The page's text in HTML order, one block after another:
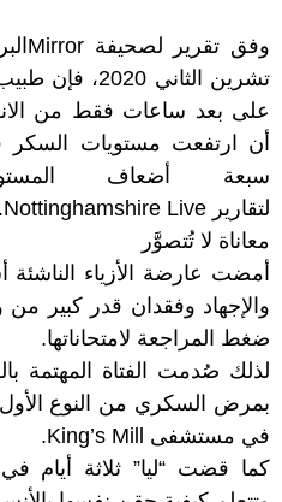
وفق تقرير لصحيفة Mirror
تشرين الثاني
على بعد ساعات فقط من
أن ارتفعت مستويات
سبعة أضعاف
لتقارير Nottinghamshire Live
.
معاناة لا تُتصوَّر
أمضت عارضة الأزياء
والإجهاد وفقدان قدر كبير من
ضغط المراجعة لامتحاناتها.
لذلك صُدمت الفتاة المهتمة
بمرض السكري من النوع
في مستشفى King’s Mill.
كما قضت “ليا” ثلاثة أيام